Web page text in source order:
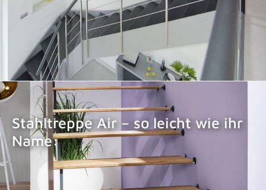
Stahltreppe Air – so leicht wie ihr
Name:
STAHLTREPPE AIR